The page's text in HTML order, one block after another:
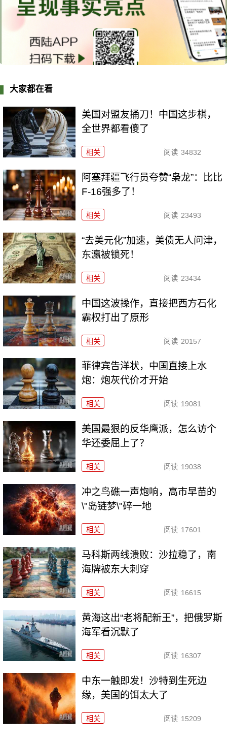
大家都在看
美国对盟友捅刀！中国这步棋，
全世界都看傻了
相关 阅读 34832
阿塞拜疆飞行员夸赞“枭龙”：比比
F-16强多了！
相关 阅读 23493
“去美元化”加速，美债无人问津，
东瀛被锁死！
相关 阅读 23434
中国这波操作，直接把西方石化
霸权打出了原形
相关 阅读 20157
菲律宾告洋状，中国直接上水
炮：炮灰代价才开始
相关 阅读 19081
美国最狠的反华鹰派，怎么访个
华还委屈上了？
相关 阅读 19038
冲之鸟礁一声炮响，高市早苗的
\"岛链梦\"碎一地
相关 阅读 17601
马科斯两线溃败：沙拉稳了，南
海牌被东大刺穿
相关 阅读 16615
黄海这出“老将配新王”，把俄罗斯
海军看沉默了
相关 阅读 16307
中东一触即发！沙特到生死边
缘，美国的饵太大了
相关 阅读 15209